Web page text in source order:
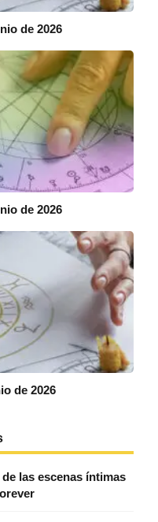
de 2026
de 2026
de 2026
las escenas íntimas